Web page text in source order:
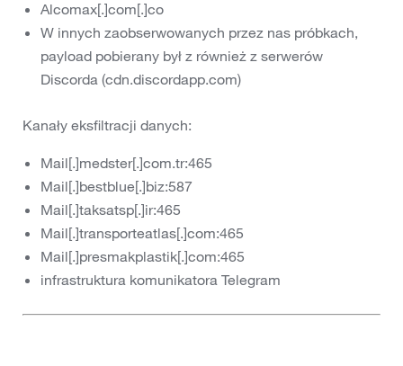
Alcomax[.]com[.]co
W innych zaobserwowanych przez nas próbkach,
payload pobierany był z również z serwerów
Discorda (cdn.discordapp.com)
Kanały eksfiltracji danych:
Mail[.]medster[.]com.tr:465
Mail[.]bestblue[.]biz:587
Mail[.]taksatsp[.]ir:465
Mail[.]transporteatlas[.]com:465
Mail[.]presmakplastik[.]com:465
infrastruktura komunikatora Telegram